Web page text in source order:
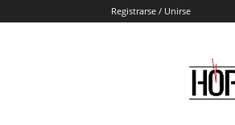
Registrarse / Unirse